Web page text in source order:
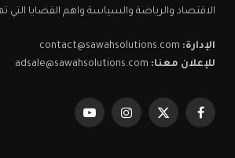
الاقتصاد والرياضة والسياسة واهم القضايا التي
الإدارة: contact@sawahsolutions.com
للإعلان معنا: adsale@sawahsolutions.com
فيسبوكX
الانستغراميوتيوب